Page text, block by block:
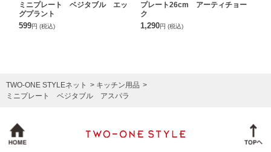
ミニプレート ベジタブル エッ
グプラント
599円 (税込)
プレート26cm アーティチョー
ク
1,290円 (税込)
TWO-ONE STYLEネット
キッチン用品
ミニプレート ベジタブル アスパラ